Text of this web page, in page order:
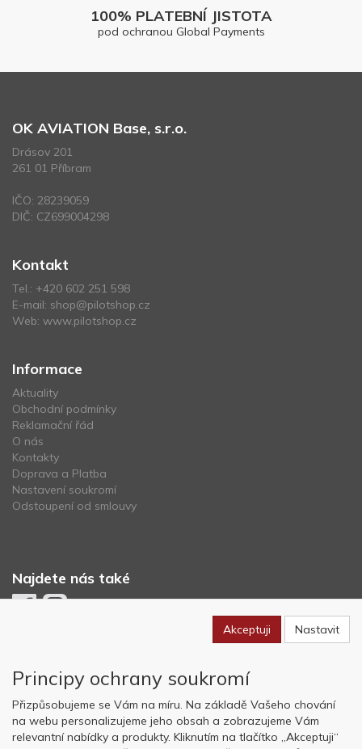
100% PLATEBNÍ JISTOTA
pod ochranou Global Payments
OK AVIATION Base, s.r.o.
Drásov 201
261 01 Příbram
IČO: 28239059
DIČ: CZ699004298
Kontakt
Tel.: +420 602 251 598
E-mail: shop@pilotshop.cz
Web: www.pilotshop.cz
Informace
Aktuality
Obchodní podmínky
Reklamační řád
O nás
Kontakty
Doprava a Platba
Nastavení soukromí
Odstoupení od smlouvy
Najdete nás také
Copyright © OK AVIATION Base, s.r.o. 2022, powered byABRA E-
Akceptuji Nastavit
Principy ochrany soukromí
Přizpůsobujeme se Vám na míru. Na základě Vašeho chování
na webu personalizujeme jeho obsah a zobrazujeme Vám
relevantní nabídky a produkty. Kliknutím na tlačítko „Akceptuji“